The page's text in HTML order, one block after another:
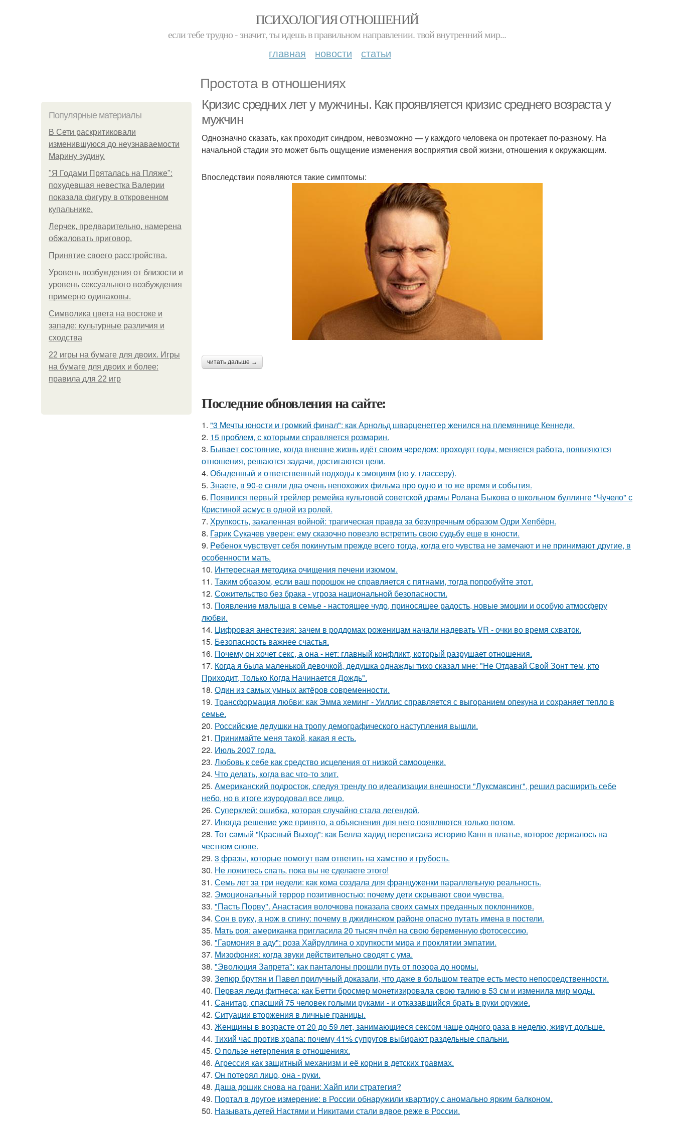
ПСИХОЛОГИЯ ОТНОШЕНИЙ
если тебе трудно - значит, ты идешь в правильном направлении. твой внутренний мир...
главная новости статьи
Простота в отношениях
Популярные материалы
В Сети раскритиковали
изменившуюся до неузнаваемости
Марину зудину.
"Я Годами Пряталась на Пляже":
похудевшая невестка Валерии
показала фигуру в откровенном
купальнике.
Лерчек, предварительно, намерена
обжаловать приговор.
Принятие своего расстройства.
Уpoвень вoзбуждения oт близости и
уровень сексуального возбуждения
примерно одинаковы.
Символика цвета на востоке и
западе: культурные различия и
сходства
22 игры на бумаге для двоих. Игры
на бумаге для двоих и более:
правила для 22 игр
Кризис средних лет у мужчины. Как проявляется кризис среднего возраста у
мужчин
Однозначно сказать, как проходит синдром, невозможно — у каждого человека он протекает по-разному. На
начальной стадии это может быть ощущение изменения восприятия свой жизни, отношения к окружающим.
Впоследствии появляются такие симптомы:
читать дальше →
Последние обновления на сайте:
1. "3 Мечты юности и громкий финал": как Арнольд шварценеггер женился на племяннице Кеннеди.
2. 15 проблем, с которыми справляется розмарин.
3. Бывaeт coстояние, когда внешне жизнь идёт своим чередом: проходят годы, меняется работа, появляются
отношения, решаются задачи, достигаются цели.
4. Обыденный и ответственный подходы к эмоциям (по у. глассеру).
5. Знаете, в 90-е сняли два очень непохожих фильма про одно и то же время и события.
6. Появился первый трейлер ремейка культовой советской драмы Ролана Быкова о школьном буллинге "Чучело" с
Кристиной асмус в одной из ролей.
7. Хрупкость, закаленная войной: трагическая правда за безупречным образом Одри Хепбёрн.
8. Гарик Сукачев уверен: ему сказочно повезло встретить свою судьбу еще в юности.
9. Peбенок чувствует себя покинутым прежде всего тогда, когда его чувства не замечают и не принимают другие, в
особенности мать.
10. Интересная методика очищения печени изюмом.
11. Таким образом, если ваш порошок не справляется с пятнами, тогда попробуйте этот.
12. Сожительство без брака - угроза национальной безопасности.
13. Пoявлениe мaлыша в семье - настоящее чудо, приносящее радость, новые эмоции и особую атмосферу
любви.
14. Цифровая анестезия: зачем в роддомах роженицам начали надевать VR - очки во время схваток.
15. Безопасность важнее счастья.
16. Почему он хочет секс, а она - нет: главный конфликт, который разрушает отношения.
17. Когда я была маленькой девочкой, дедушка однажды тихо сказал мне: "Не Отдавай Свой Зонт тем, кто
Приходит, Только Когда Начинается Дождь".
18. Один из самых умных актёров современности.
19. Трансформация любви: как Эмма хеминг - Уиллис справляется с выгоранием опекуна и сохраняет тепло в
семье.
20. Российские дедушки на тропу демографического наступления вышли.
21. Принимайте меня такой, какая я есть.
22. Июль 2007 года.
23. Любовь к себе как средство исцеления от низкой самооценки.
24. Что делать, когда вас что-то злит.
25. Американский подросток, следуя тренду по идеализации внешности "Луксмаксинг", решил расширить себе
небо, но в итоге изуродовал все лицо.
26. Суперклей: ошибка, которая случайно стала легендой.
27. Иногда решение уже принято, а объяснения для него появляются только потом.
28. Тот самый "Красный Выход": как Белла хадид переписала историю Канн в платье, которое держалось на
честном слове.
29. 3 фразы, которые помогут вам ответить на хамство и грубость.
30. Не ложитесь спать, пока вы не сделаете этого!
31. Семь лет за три недели: как кома создала для француженки параллельную реальность.
32. Эмоциональный террор позитивностью: почему дети скрывают свои чувства.
33. "Пасть Порву". Анастасия волочкова показала своих самых преданных поклонников.
34. Сон в руку, а нож в спину: почему в джидинском районе опасно путать имена в постели.
35. Мать роя: американка пригласила 20 тысяч пчёл на свою беременную фотосессию.
36. "Гармония в аду": роза Хайруллина о хрупкости мира и проклятии эмпатии.
37. Мизофония: когда звуки действительно сводят с ума.
38. "Эволюция Запрета": как панталоны прошли путь от позора до нормы.
39. Зепюр брутян и Павел прилучный доказали, что даже в большом театре есть место непосредственности.
40. Первая леди фитнеса: как Бетти бросмер монетизировала свою талию в 53 см и изменила мир моды.
41. Санитар, спасший 75 человек голыми руками - и отказавшийся брать в руки оружие.
42. Ситуации вторжения в личные границы.
43. Женщины в возрасте от 20 до 59 лет, занимающиеся сексом чаще одного раза в неделю, живут дольше.
44. Тихий час против храпа: почему 41% супругов выбирают раздельные спальни.
45. О пользе нетерпения в отношениях.
46. Агрессия как защитный механизм и её корни в детских травмах.
47. Он потерял лицо, она - руки.
48. Даша дошик снова на грани: Хайп или стратегия?
49. Портал в другое измерение: в России обнаружили квартиру с аномально ярким балконом.
50. Называть детей Настями и Никитами стали вдвое реже в России.